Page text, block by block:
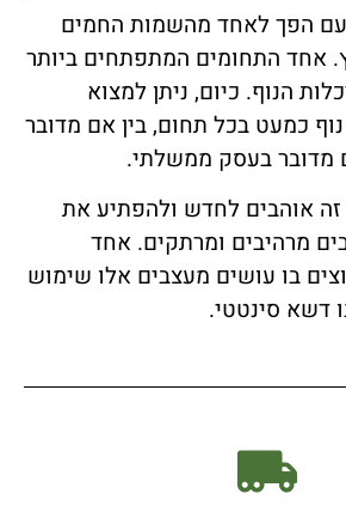
הפך לאחד מהשמות החמים
אחד התחומים המתפתחים ביותר
הנוף. כיום, ניתן למצוא
כמעט בכל תחום, בין אם מדובר
מדובר בעסק ממשלתי.
אוהבים לחדש ולהפתיע את
מרהיבים ומרתקים. אחד
בו עושים מעצבים אלו שימוש
דשא סינטטי.